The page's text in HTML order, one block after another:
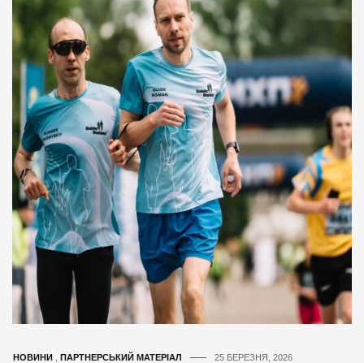
НОВИНИ ПАРТНЕРСЬКИЙ МАТЕРІАЛ 25 БЕРЕЗНЯ, 2026